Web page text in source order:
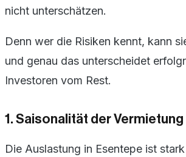
nicht unterschätzen.
Denn wer die Risiken kennt, kann
und genau das unterscheidet
Investoren vom Rest.
1. Saisonalität der Vermietung
Die Auslastung in Esentepe ist stark